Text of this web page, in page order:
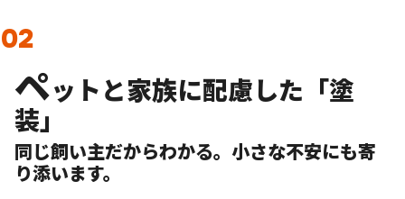
ペットと家族に配慮した「塗
装」
同じ飼い主だからわかる。小さな不安にも寄
り添います。